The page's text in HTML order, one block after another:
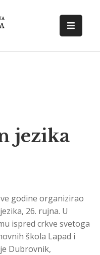
jezika
godine organizirao
26. rujna. U
ispred crkve svetoga
škola Lapad i
Dubrovnik,